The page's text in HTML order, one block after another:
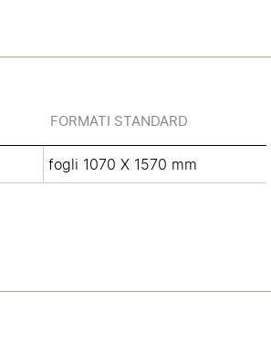
FORMATI STANDARD
fogli 1070 X 1570 mm